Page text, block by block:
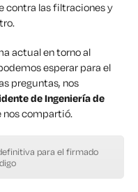
contra las filtraciones y
actual en torno al
esperar para el
preguntas, nos
de Ingeniería de
nos compartió.
para el firmado